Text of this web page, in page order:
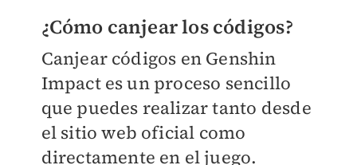
¿Cómo canjear los códigos?
Canjear códigos en Genshin
Impact es un proceso sencillo
que puedes realizar tanto desde
el sitio web oficial como
directamente en el juego.